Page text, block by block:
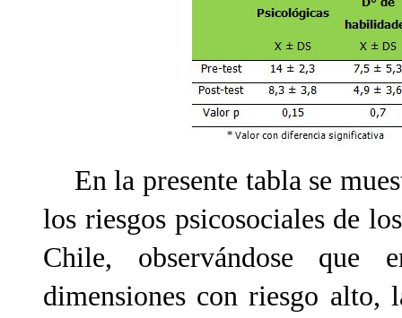
En la presente tabla se
los riesgos psicosociales de
Chile, observándose que
dimensiones con riesgo alto,